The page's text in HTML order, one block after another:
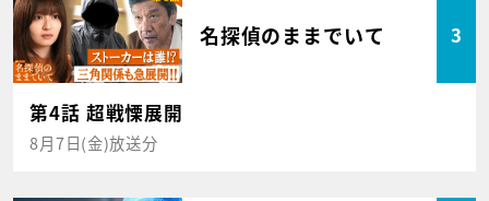
名探偵のままでいて 3
第4話 超戦慄展開
8月7日(金)放送分